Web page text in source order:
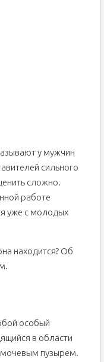
у мужчин
сильного
сложно.
работе
уже с молодых
находится? Об
особый
в области
мочевым пузырем.